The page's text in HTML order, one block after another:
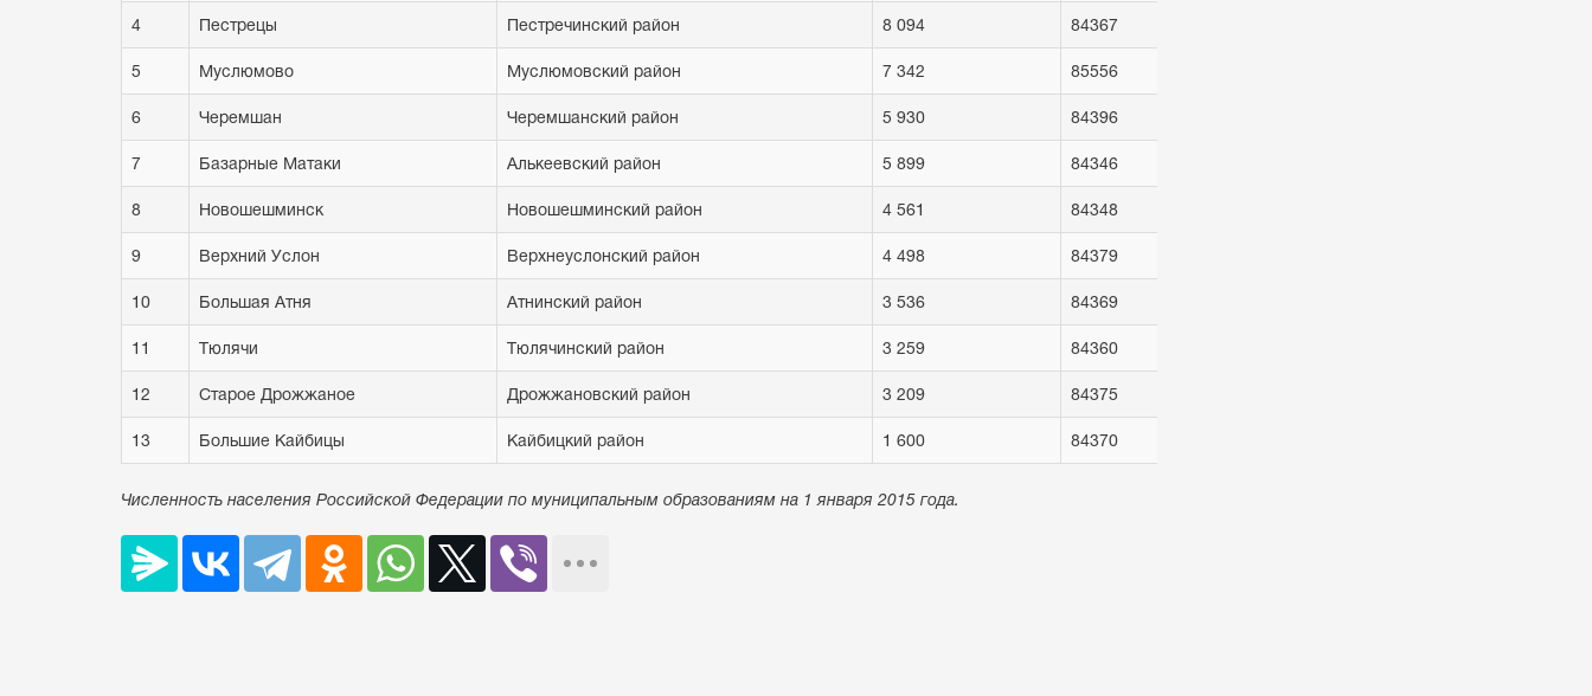
4 Пестрецы Пестречинский район 8 094 84367
5 Муслюмово Муслюмовский район 7 342 85556
6 Черемшан Черемшанский район 5 930 84396
7 Базарные Матаки Алькеевский район 5 899 84346
8 Новошешминск Новошешминский район 4 561 84348
9 Верхний Услон Верхнеуслонский район 4 498 84379
10 Большая Атня Атнинский район 3 536 84369
11 Тюлячи Тюлячинский район 3 259 84360
12 Старое Дрожжаное Дрожжановский район 3 209 84375
13 Большие Кайбицы Кайбицкий район 1 600 84370
Численность населения Российской Федерации по муниципальным образованиям на 1 января 2015 года.